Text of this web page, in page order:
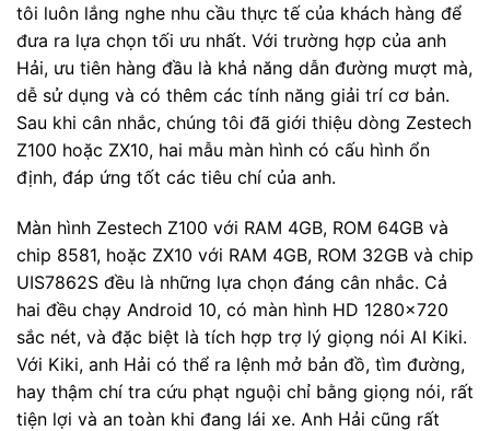
tôi luôn lắng nghe nhu cầu thực tế của khách hàng để
đưa ra lựa chọn tối ưu nhất. Với trường hợp của anh
Hải, ưu tiên hàng đầu là khả năng dẫn đường mượt mà,
dễ sử dụng và có thêm các tính năng giải trí cơ bản.
Sau khi cân nhắc, chúng tôi đã giới thiệu dòng Zestech
Z100 hoặc ZX10, hai mẫu màn hình có cấu hình ổn
định, đáp ứng tốt các tiêu chí của anh.
Màn hình Zestech Z100 với RAM 4GB, ROM 64GB và
chip 8581, hoặc ZX10 với RAM 4GB, ROM 32GB và chip
UIS7862S đều là những lựa chọn đáng cân nhắc. Cả
hai đều chạy Android 10, có màn hình HD 1280×720
sắc nét, và đặc biệt là tích hợp trợ lý giọng nói AI Kiki.
Với Kiki, anh Hải có thể ra lệnh mở bản đồ, tìm đường,
hay thậm chí tra cứu phạt nguội chỉ bằng giọng nói, rất
tiện lợi và an toàn khi đang lái xe. Anh Hải cũng rất